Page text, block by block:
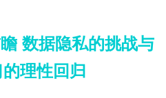
数据隐私的挑战与
理性回归